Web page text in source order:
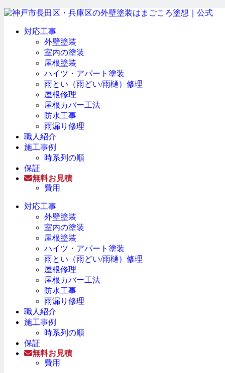
対応工事
外壁塗装
室内の塗装
屋根塗装
ハイツ・アパート塗装
雨とい（雨どい/雨樋）修理
屋根修理
屋根カバー工法
防水工事
雨漏り修理
職人紹介
施工事例
時系列の順
保証
無料お見積
費用
対応工事
外壁塗装
室内の塗装
屋根塗装
ハイツ・アパート塗装
雨とい（雨どい/雨樋）修理
屋根修理
屋根カバー工法
防水工事
雨漏り修理
職人紹介
施工事例
時系列の順
保証
無料お見積
費用